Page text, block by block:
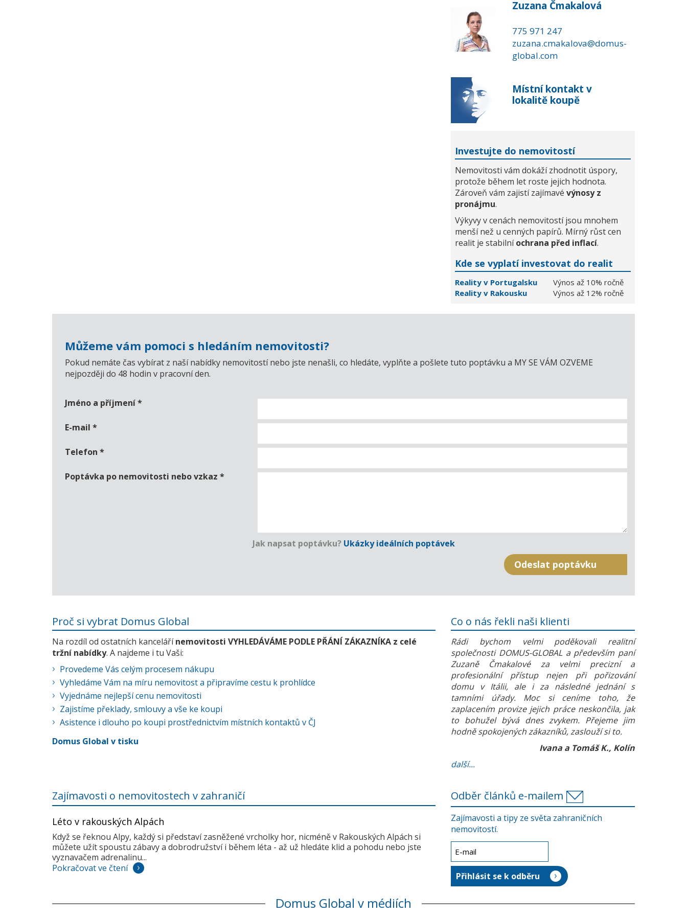
Zuzana Čmakalová
775 971 247
zuzana.cmakalova@domus-
global.com
Místní kontakt v
lokalitě koupě
Investujte do nemovitostí
Nemovitosti vám dokáží zhodnotit úspory,
protože během let roste jejich hodnota.
Zároveň vám zajistí zajímavé výnosy z
pronájmu.
Výkyvy v cenách nemovitostí jsou mnohem
menší než u cenných papírů. Mírný růst cen
realit je stabilníochrana před inflací.
Kde se vyplatí investovat do realit
Reality v Portugalsku
Výnos až 10% ročně
Reality v Rakousku
Výnos až 12% ročně
Můžeme vám pomoci s hledáním nemovitosti?
Pokud nemáte čas vybírat z naší nabídky nemovitostí nebo jste nenašli, co hledáte, vyplňte a pošlete tuto poptávku a MY SE VÁM OZVEME
nejpozději do 48 hodin v pracovní den.
Jméno a příjmení*
E-mail *
Telefon *
Poptávka po nemovitosti nebo vzkaz *
Jak napsat poptávku? Ukázky ideálních poptávek
Proč si vybrat Domus Global
Na rozdíl od ostatních kancelářínemovitosti VYHLEDÁVÁME PODLE PŘÁNÍ ZÁKAZNÍKA z celé
tržní nabídky. A najdeme i tu Vaši:
Provedeme Vás celým procesem nákupu
Vyhledáme Vám na míru nemovitost a připravíme cestu k prohlídce
Vyjednáme nejlepší cenu nemovitosti
Zajistíme překlady, smlouvy a vše ke koupi
Asistence i dlouho po koupi prostřednictvím místních kontaktů v ČJ
Domus Global v tisku
Co o nás řekli naši klienti
Rádi bychom velmi poděkovali realitní
společnosti DOMUS-GLOBAL a především paní
Zuzaně Čmakalové za velmi precizní a
profesionální přístup nejen při pořizování
domu v Itálii, ale i za následné jednání s
tamními úřady. Moc si ceníme toho, že
zaplacením provize jejich práce neskončila, jak
to bohužel bývá dnes zvykem. Přejeme jim
hodně spokojených zákazníků, zaslouží si to.
Ivana a Tomáš K., Kolín
další...
Zajímavosti o nemovitostech v zahraničí
Léto v rakouských Alpách
Když se řeknou Alpy, každý si představí zasněžené vrcholky hor, nicméně v Rakouských Alpách si
můžete užít spoustu zábavy a dobrodružství i během léta - až už hledáte klid a pohodu nebo jste
vyznavačem adrenalinu...
Pokračovat ve čtení
Odběr článků e-mailem
Zajímavosti a tipy ze světa zahraničních
nemovitostí.
Domus Global v médiích